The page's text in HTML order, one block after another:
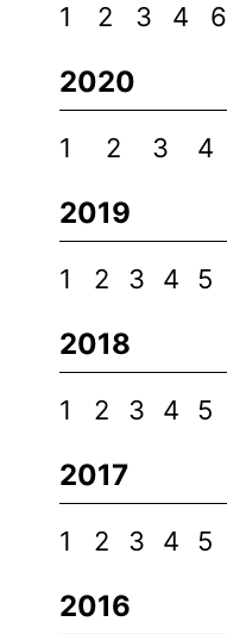
1 2 3 4 6
2020
1 2 3 4
2019
1 2 3 4 5
2018
1 2 3 4 5
2017
1 2 3 4 5
2016